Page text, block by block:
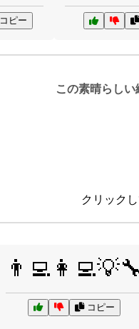
ピー
この素晴らし
クリック
👨‍💻👩‍💻💡🔧
コピー